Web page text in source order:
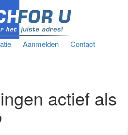
Aanmelden Contact
actief als